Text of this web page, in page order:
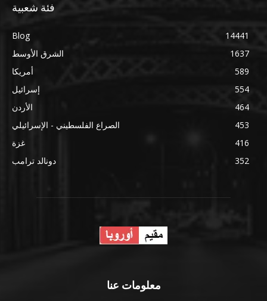
فئة شعبية
Blog
14441
الشرق الأوسط
1637
أمريكا
589
إسرائيل
554
الأردن
464
الصراع الفلسطيني - الإسرائيلي
453
غزة
416
دونالد ترامب
352
معلومات عنا